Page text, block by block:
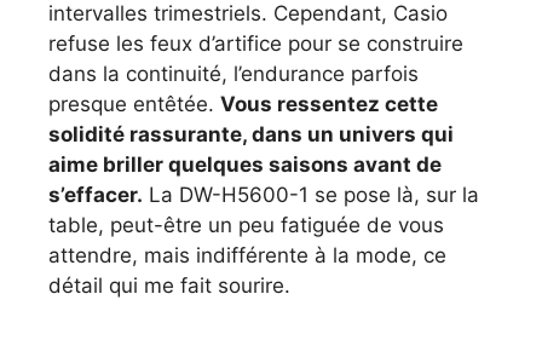
intervalles trimestriels. Cependant, Casio
refuse les feux d’artifice pour se construire
dans la continuité, l’endurance parfois
presque entêtée. Vous ressentez cette
solidité rassurante, dans un univers qui
aime briller quelques saisons avant de
s’effacer. La DW-H5600-1 se pose là, sur la
table, peut-être un peu fatiguée de vous
attendre, mais indifférente à la mode, ce
détail qui me fait sourire.